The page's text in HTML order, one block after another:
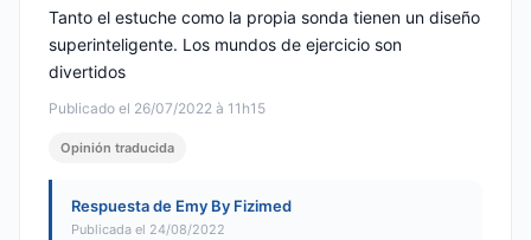
Publicado el 26/07/2022 à 11h15
Tanto el estuche como la propia sonda tienen un diseño
superinteligente. Los mundos de ejercicio son
divertidos
Opinión traducida
Respuesta de Emy By Fizimed
Publicada el 24/08/2022